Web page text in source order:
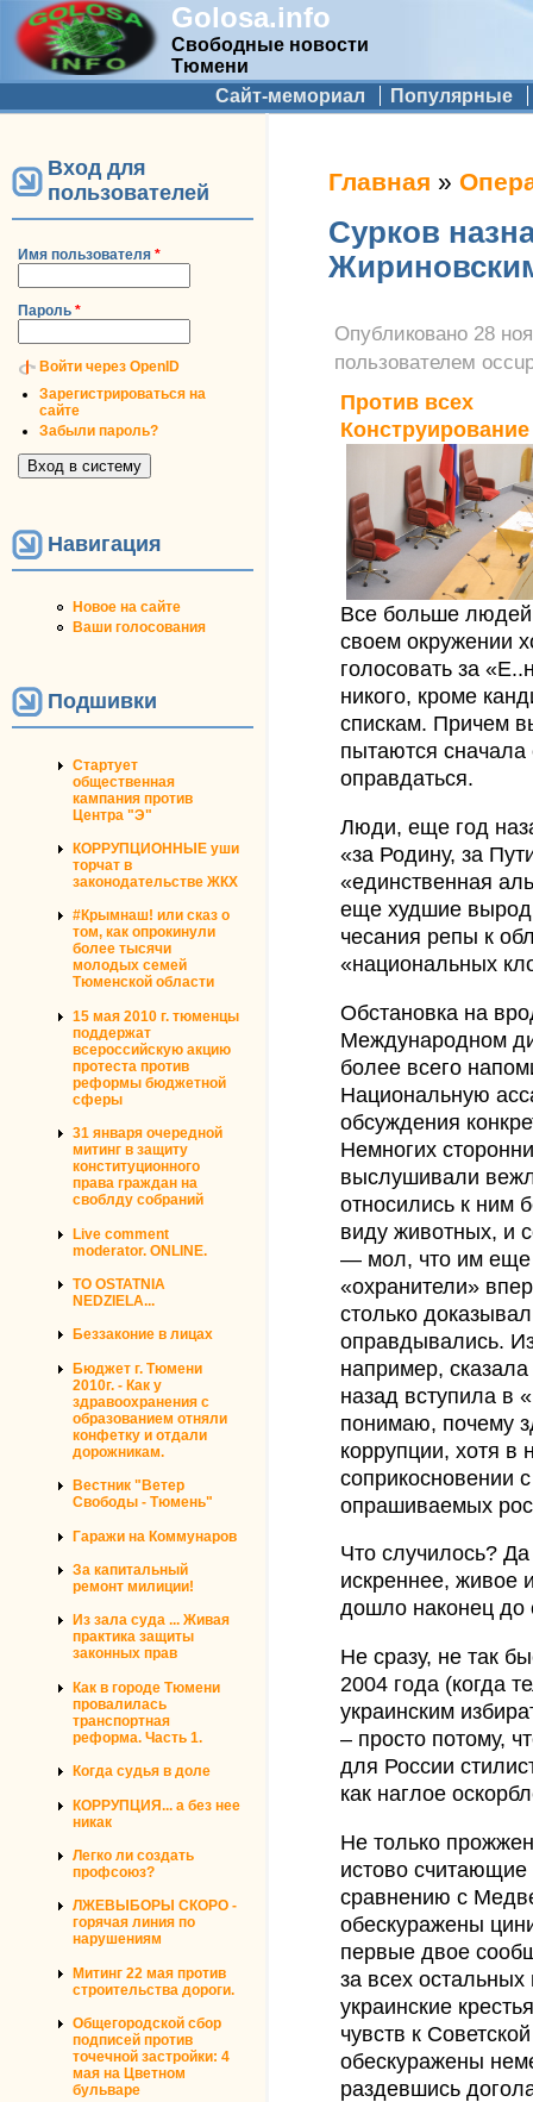
Golosa.info
Свободные новости
Тюмени
Дополнительное меню
Сайт-мемориал Популярные
Вход для
пользователей
Имя пользователя *
Пароль *
Войти через OpenID
Зарегистрироваться на
сайте
Забыли пароль?
Навигация
Новое на сайте
Ваши голосования
Подшивки
Стартует
общественная
кампания против
Центра "Э"
КОРРУПЦИОННЫЕ уши
торчат в
законодательстве ЖКХ
#Крымнаш! или сказ о
том, как опрокинули
более тысячи
молодых семей
Тюменской области
15 мая 2010 г. тюменцы
поддержат
всероссийскую акцию
протеста против
реформы бюджетной
сферы
31 января очередной
митинг в защиту
конституционного
права граждан на
своблду собраний
Live comment
moderator. ONLINE.
TO OSTATNIA
NEDZIELA...
Беззаконие в лицах
Бюджет г. Тюмени
2010г. - Как у
здравоохранения с
образованием отняли
конфетку и отдали
дорожникам.
Вестник "Ветер
Свободы - Тюмень"
Гаражи на Коммунаров
За капитальный
ремонт милиции!
Из зала суда ... Живая
практика защиты
законных прав
Как в городе Тюмени
провалилась
транспортная
реформа. Часть 1.
Когда судья в доле
КОРРУПЦИЯ... а без нее
никак
Легко ли создать
профсоюз?
ЛЖЕВЫБОРЫ СКОРО -
горячая линия по
нарушениям
Митинг 22 мая против
строительства дороги.
Общегородской сбор
подписей против
точечной застройки: 4
мая на Цветном
бульваре
Вы здесь
Главная »
Сурков
Опубликовано 28
пользователем
Против всех
Все больше людей
своем окружении
голосовать за
никого, кроме
спискам. Причем
пытаются сначала
оправдаться.
Люди, еще год
«за Родину, за
«единственная
еще худшие
чесания репы к
«национальных
Обстановка на
Международном
более всего
Национальную
обсуждения
Немногих
выслушивали
относились к ним
виду животных, и
— мол, что им еще
«охранители»
столько
оправдывались.
например,
назад вступила в
понимаю, почему
коррупции, хотя в
соприкосновении
опрашиваемых
Что случилось?
искреннее, живое
дошло наконец до
Не сразу, не так
2004 года (когда
украинским
– просто потому,
для России
как наглое
Не только
истово
сравнению с
обескуражены
первые двое
за всех
украинские
чувств к
обескуражены
раздевшись